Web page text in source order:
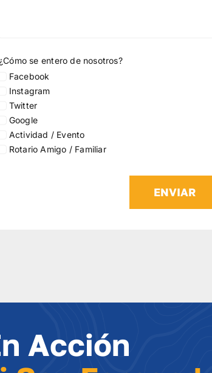
¿Cómo se entero de nosotros?
Facebook
Instagram
Twitter
Google
Actividad / Evento
Rotario Amigo / Familiar
ENVIAR
Acción